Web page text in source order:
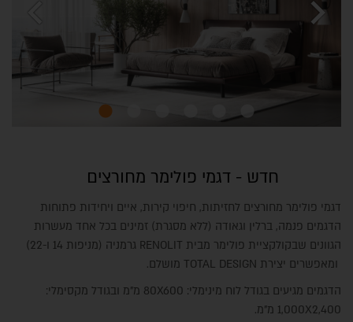
chevron_right
חדש - דגמי פולימר מחורצים
דגמי פולימר מחורצים לחזיתות, חיפוי קירות, איים ויחידות פתוחות
הדגמים פנמה, ברלין וגאודה (ללא מסגרת) זמינים בכל אחד מעשרות
הגוונים שבקולקציית פולימר מבית RENOLIT גרמניה (מניפות 14 ו-22)
ומאפשרים יצירת TOTAL DESIGN מושלם.
הדגמים מגיעים בגודל לוח מינימלי: 80X600 מ"מ ובגודל מקסימלי:
1,000X2,400 מ"מ.